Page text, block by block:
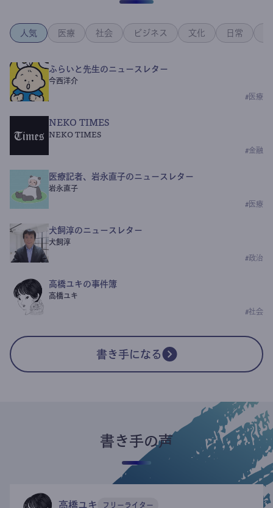
人気 医療 社会 ビジネス 文化 日常
ふらいと先生のニュースレター
今西洋介
# 医療
NEKO TIMES
NEKO TIMES
#金融
医療記者、岩永直子のニュースレター
岩永直子
# 医療
犬飼淳のニュースレター
犬飼淳
#政治
高橋ユキの事件簿
高橋ユキ
#社会
書き手になる
書き手の声
高橋ユキ フリーライター